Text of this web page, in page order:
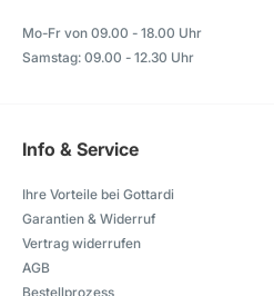
Mo-Fr von 09.00 - 18.00 Uhr
Samstag: 09.00 - 12.30 Uhr
Info & Service
Ihre Vorteile bei Gottardi
Garantien & Widerruf
Vertrag widerrufen
AGB
Bestellprozess